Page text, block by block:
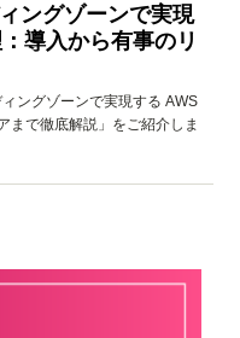
ングゾーンで実現
導入から有事のリ
ングゾーンで実現する AWS
まで徹底解説」をご紹介しま